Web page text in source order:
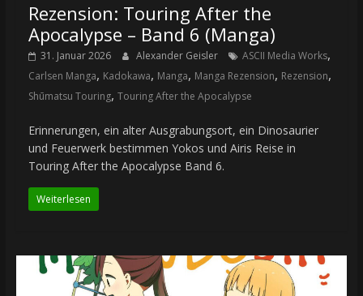
Rezension: Touring After the
Apocalypse – Band 6 (Manga)
31. Januar 2026 Alexander Geisler ASCII Media Works,
Carlsen Manga, Kadokawa, Manga, Manga Rezension, Rezension,
Shūmatsu Touring, Touring After the Apocalypse
Erinnerungen, ein alter Ausgrabungsort, ein Dinosaurier
und Feuerwerk bestimmen Yokos und Airis Reise in
Touring After the Apocalypse Band 6.
Weiterlesen